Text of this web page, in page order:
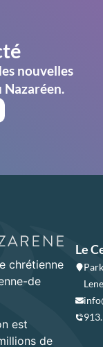
nouvelles
Nazaréen.
chrétienne
de
est
de
Le